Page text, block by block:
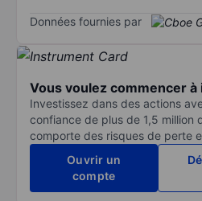
Données fournies par
Vous voulez commencer à
Investissez dans des actions
confiance de plus de 1,5 million
comporte des risques de perte
Ouvrir un
compte